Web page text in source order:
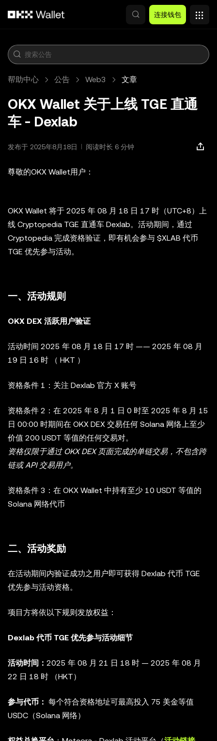
连接钱包
帮助中心 公告 Web3 文章
OKX Wallet 关于上线 TGE 直通
车 - Dexlab
发布于 2025年8月18日 阅读时长 6 分钟
尊敬的OKX Wallet用户：
OKX Wallet 将于 2025 年 08 月 18 日 17 时（UTC+8）上
线 Cryptopedia TGE 直通车 Dexlab。活动期间，通过
Cryptopedia 完成资格验证，即有机会参与 $XLAB 代币
TGE 优先参与活动。
一、活动规则
OKX DEX 活跃用户验证
活动时间 2025 年 08 月 18 日 17 时 —— 2025 年 08 月
19 日 16 时 （ HKT ）
资格条件 1：关注 Dexlab 官方 X 账号
资格条件 2：在 2025 年 8 月 1 日 0 时至 2025 年 8 月 15
日 00:00 时期间在 OKX DEX 交易任何 Solana 网络上至少
价值 200 USDT 等值的任何交易对。
资格仅限于通过 OKX DEX 页面完成的单链交易，不包含跨
链或 API 交易用户。
资格条件 3：在 OKX Wallet 中持有至少 10 USDT 等值的
Solana 网络代币
二、活动奖励
在活动期间内验证成功之用户即可获得 Dexlab 代币 TGE
优先参与活动资格。
项目方将依以下规则发放权益：
Dexlab 代币 TGE 优先参与活动细节
活动时间： 2025 年 08 月 21 日 18 时 — 2025 年 08 月
22 日 18 时 （HKT）
参与代币： 每个符合资格地址可最高投入 75 美金等值
USDC（Solana 网络）